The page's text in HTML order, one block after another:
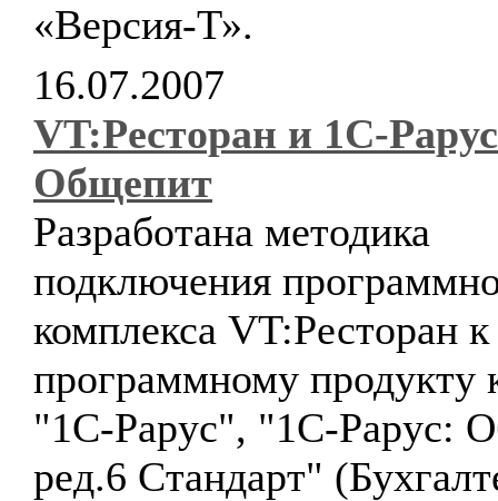
«Версия-Т».
16.07.2007
VT:Ресторан и 1С-
Общепит
Разработана методика
подключения
комплекса VT:Ресторан к
программному продукту
"1С-Рарус", "1С-Рарус:
ред.6 Стандарт"